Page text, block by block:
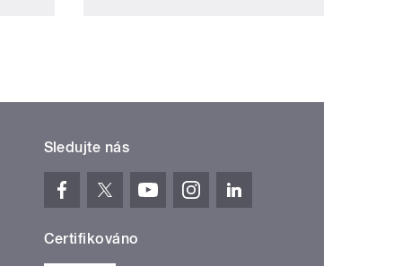
Sledujte nás
Certifikováno